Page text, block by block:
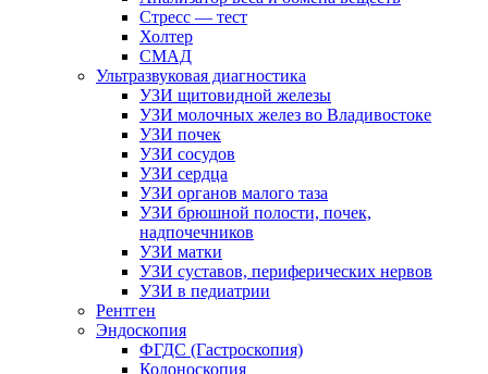
Стресс — тест
Холтер
СМАД
Ультразвуковая диагностика
УЗИ щитовидной железы
УЗИ молочных желез во Владивостоке
УЗИ почек
УЗИ сосудов
УЗИ сердца
УЗИ органов малого таза
УЗИ брюшной полости, почек,
надпочечников
УЗИ матки
УЗИ суставов, периферических нервов
УЗИ в педиатрии
Рентген
Эндоскопия
ФГДС (Гастроскопия)
Колоноскопия